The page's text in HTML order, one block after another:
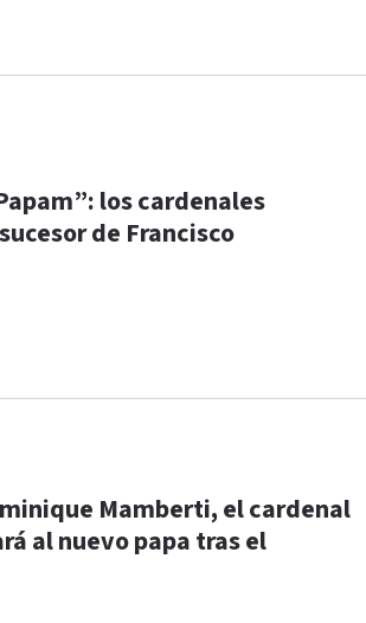
los cardenales
de Francisco
Mamberti, el cardenal
al nuevo papa tras el